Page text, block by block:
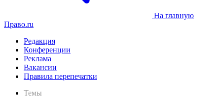
На главную
Право.ru
Редакция
Конференции
Реклама
Вакансии
Правила перепечатки
Темы